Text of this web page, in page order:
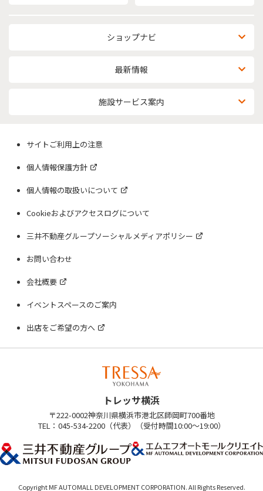
ショップナビ
最新情報
施設サービス案内
サイトご利用上の注意
個人情報保護方針
個人情報の取扱いについて
Cookieおよびアクセスログについて
三井不動産グループソーシャルメディアポリシー
お問い合わせ
会社概要
イベントスペースのご案内
出店をご希望の方へ
トレッサ横浜
〒222-0002神奈川県横浜市港北区師岡町700番地
TEL：045-534-2200（代表）（受付時間10:00～19:00）
Copyright MF AUTOMALL DEVELOPMENT CORPORATION. All Rights Reserved.